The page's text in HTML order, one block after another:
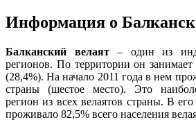
Информация о
Балканский велаят– один из
регионов. По территории он занимает
(28,4%). На начало 2011 года в нем
страны (шестое место). Это
регион из всех велаятов страны. В
проживало 82,5% всего населения